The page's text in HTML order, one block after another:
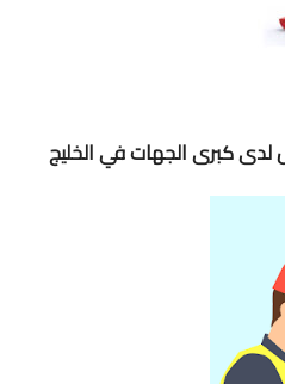
كبرى الجهات في الخليج